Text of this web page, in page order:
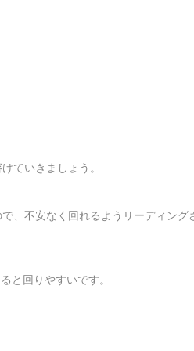
ていきましょう。
、不安なく回れるようリーディング
と回りやすいです。